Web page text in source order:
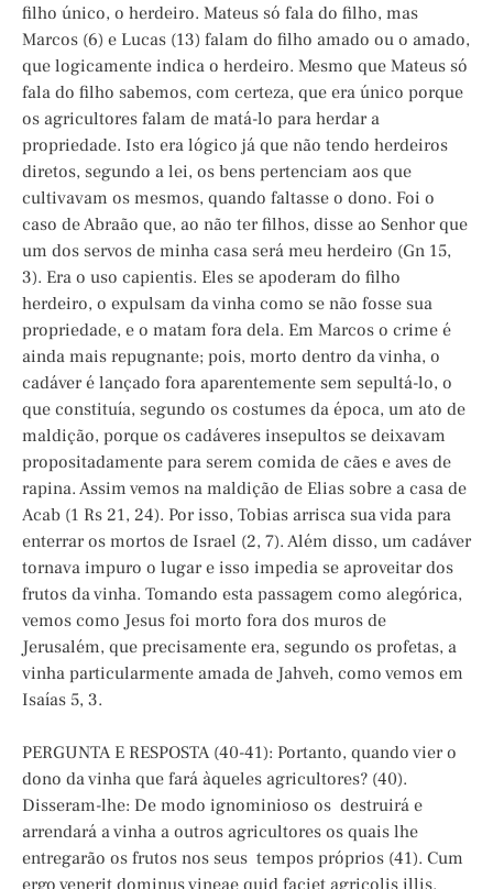
filho único, o herdeiro. Mateus só fala do filho, mas
Marcos (6) e Lucas (13) falam do filho amado ou o amado,
que logicamente indica o herdeiro. Mesmo que Mateus só
fala do filho sabemos, com certeza, que era único porque
os agricultores falam de matá-lo para herdar a
propriedade. Isto era lógico já que não tendo herdeiros
diretos, segundo a lei, os bens pertenciam aos que
cultivavam os mesmos, quando faltasse o dono. Foi o
caso de Abraão que, ao não ter filhos, disse ao Senhor que
um dos servos de minha casa será meu herdeiro (Gn 15,
3). Era o uso capientis. Eles se apoderam do filho
herdeiro, o expulsam da vinha como se não fosse sua
propriedade, e o matam fora dela. Em Marcos o crime é
ainda mais repugnante; pois, morto dentro da vinha, o
cadáver é lançado fora aparentemente sem sepultá-lo, o
que constituía, segundo os costumes da época, um ato de
maldição, porque os cadáveres insepultos se deixavam
propositadamente para serem comida de cães e aves de
rapina. Assim vemos na maldição de Elias sobre a casa de
Acab (1 Rs 21, 24). Por isso, Tobias arrisca sua vida para
enterrar os mortos de Israel (2, 7). Além disso, um cadáver
tornava impuro o lugar e isso impedia se aproveitar dos
frutos da vinha. Tomando esta passagem como alegórica,
vemos como Jesus foi morto fora dos muros de
Jerusalém, que precisamente era, segundo os profetas, a
vinha particularmente amada de Jahveh, como vemos em
Isaías 5, 3.
PERGUNTA E RESPOSTA (40-41): Portanto, quando vier o
dono da vinha que fará àqueles agricultores? (40).
Disseram-lhe: De modo ignominioso os destruirá e
arrendará a vinha a outros agricultores os quais lhe
entregarão os frutos nos seus tempos próprios (41). Cum